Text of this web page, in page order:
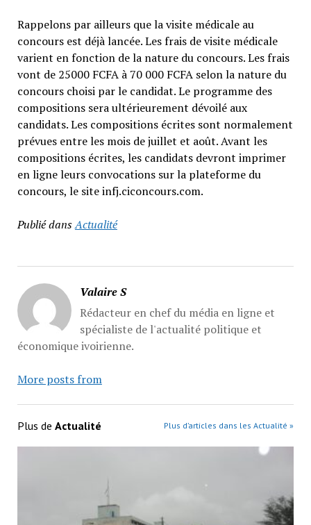
Rappelons par ailleurs que la visite médicale au
concours est déjà lancée. Les frais de visite médicale
varient en fonction de la nature du concours. Les frais
vont de 25000 FCFA à 70 000 FCFA selon la nature du
concours choisi par le candidat. Le programme des
compositions sera ultérieurement dévoilé aux
candidats. Les compositions écrites sont normalement
prévues entre les mois de juillet et août. Avant les
compositions écrites, les candidats devront imprimer
en ligne leurs convocations sur la plateforme du
concours, le site infj.ciconcours.com.
Publié dansActualité
Valaire S
Rédacteur en chef du média en ligne et
spécialiste de l'actualité politique et
économique ivoirienne.
More posts from
Plus de Actualité Plus d’articles dans les Actualité »